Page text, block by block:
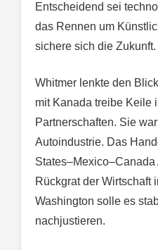
Entscheidend sei
das Rennen um
sichere sich die Zukunft.
Whitmer lenkte den
mit Kanada treibe Keile
Partnerschaften. Sie
Autoindustrie. Das
Rückgrat der Wirtschaft
Washington solle es
nachjustieren.